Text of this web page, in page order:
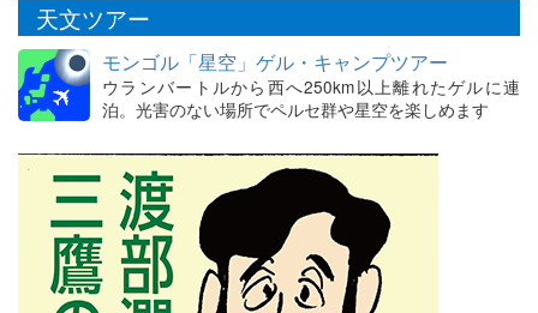
天文ツアー
モンゴル「星空」ゲル・キャンプツアー
ウランバートルから西へ250km以上離れたゲルに連
泊。光害のない場所でペルセ群や星空を楽しめます